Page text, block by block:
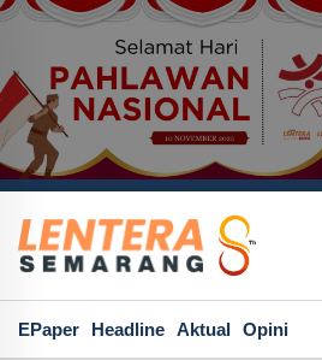
EPaper Headline Aktual Opini